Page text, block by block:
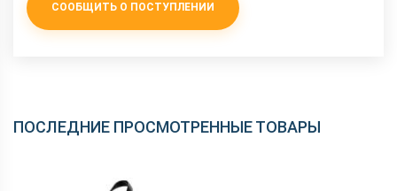
СООБЩИТЬ О ПОСТУПЛЕНИИ
ПОСЛЕДНИЕ ПРОСМОТРЕННЫЕ ТОВАРЫ